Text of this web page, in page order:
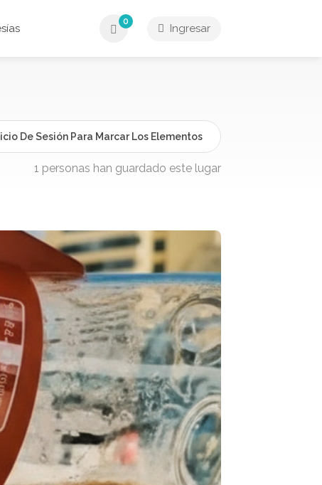
0
Ingresar
De Sesión Para Marcar Los Elementos
1 personas han guardado este lugar